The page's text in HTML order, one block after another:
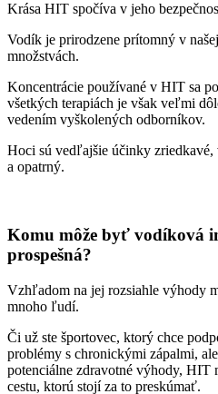
Krása HIT spočíva v jeho
Vodík je prirodzene prítomný v
množstvách.
Koncentrácie používané v HIT sa
všetkých terapiách je však veľmi
vedením vyškolených odborníkov.
Hoci sú vedľajšie účinky
a opatrný.
Komu môže byť vodíková
prospešná?
Vzhľadom na jej rozsiahle výhody
mnoho ľudí.
Či už ste športovec, ktorý chce
problémy s chronickými zápalmi,
potenciálne zdravotné výhody, HIT
cestu, ktorú stojí za to preskúmať.